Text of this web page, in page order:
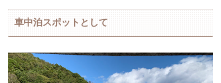
車中泊スポットとして